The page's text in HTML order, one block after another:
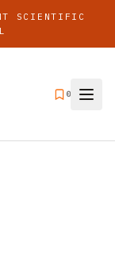
SCIENTIFIC
0